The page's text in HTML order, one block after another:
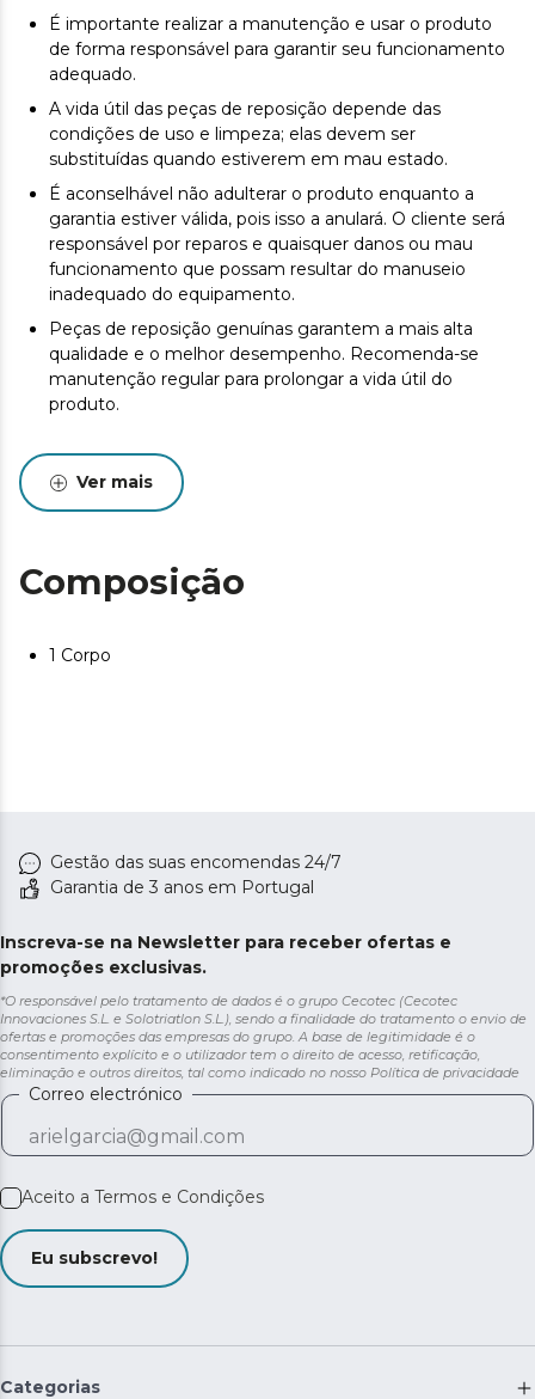
É importante realizar a manutenção e usar o produto
de forma responsável para garantir seu funcionamento
adequado.
A vida útil das peças de reposição depende das
condições de uso e limpeza; elas devem ser
substituídas quando estiverem em mau estado.
É aconselhável não adulterar o produto enquanto a
garantia estiver válida, pois isso a anulará. O cliente será
responsável por reparos e quaisquer danos ou mau
funcionamento que possam resultar do manuseio
inadequado do equipamento.
Peças de reposição genuínas garantem a mais alta
qualidade e o melhor desempenho. Recomenda-se
manutenção regular para prolongar a vida útil do
produto.
Ver mais
Composição
1 Corpo
Gestão das suas encomendas 24/7
Garantia de 3 anos em Portugal
Inscreva-se na Newsletter para receber ofertas e
promoções exclusivas.
*O responsável pelo tratamento de dados é o grupo Cecotec (Cecotec
Innovaciones S.L. e Solotriatlon S.L.), sendo a finalidade do tratamento o envio de
ofertas e promoções das empresas do grupo. A base de legitimidade é o
consentimento explícito e o utilizador tem o direito de acesso, retificação,
eliminação e outros direitos, tal como indicado no nosso Política de privacidade
Correo electrónico
Aceito a Termos e Condições
Eu subscrevo!
Categorias